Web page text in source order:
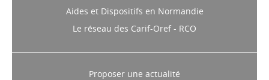
Aides et Dispositifs en Normandie
Le réseau des Carif-Oref - RCO
Proposer une actualité